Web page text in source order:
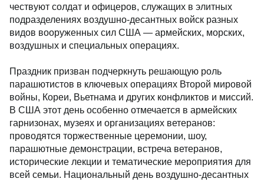
чествуют солдат и офицеров, служащих в элитных
подразделениях воздушно-десантных войск разных
видов вооруженных сил США — армейских, морских,
воздушных и специальных операциях.
Праздник призван подчеркнуть решающую роль
парашютистов в ключевых операциях Второй мировой
войны, Кореи, Вьетнама и других конфликтов и миссий.
В США этот день особенно отмечается в армейских
гарнизонах, музеях и организациях ветеранов:
проводятся торжественные церемонии, шоу,
парашютные демонстрации, встреча ветеранов,
исторические лекции и тематические мероприятия для
всей семьи. Национальный день воздушно-десантных